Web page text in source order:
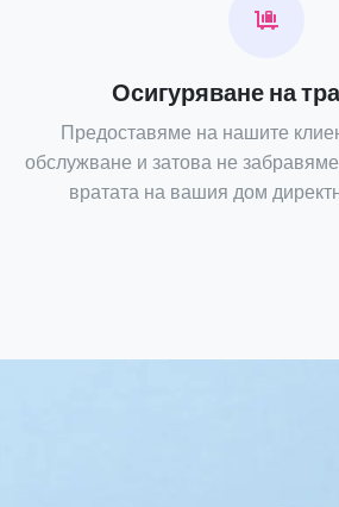
Осигуряване на
Предоставяме на нашите
обслужване и затова не
вратата на вашия дом